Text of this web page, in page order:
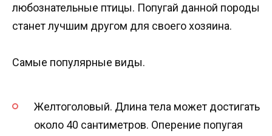
любознательные птицы. Попугай данной породы
станет лучшим другом для своего хозяина.
Самые популярные виды.
Желтоголовый. Длина тела может достигать
около 40 сантиметров. Оперение попугая